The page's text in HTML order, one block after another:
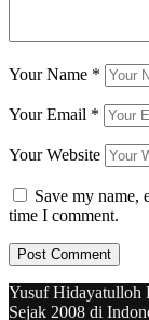
Your Name *
Your Email *
Your Website
Save my name,
time I comment.
Yusuf Hidayatulloh
Sejak 2008 di